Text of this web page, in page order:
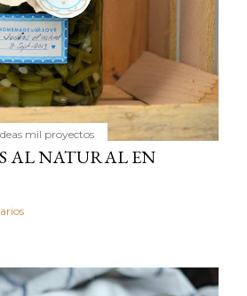
mil proyectos
AL NATURAL EN